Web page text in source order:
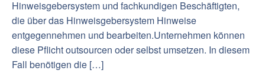
Hinweisgebersystem und fachkundigen Beschäftigten,
die über das Hinweisgebersystem Hinweise
entgegennehmen und bearbeiten.Unternehmen können
diese Pflicht outsourcen oder selbst umsetzen. In diesem
Fall benötigen die […]